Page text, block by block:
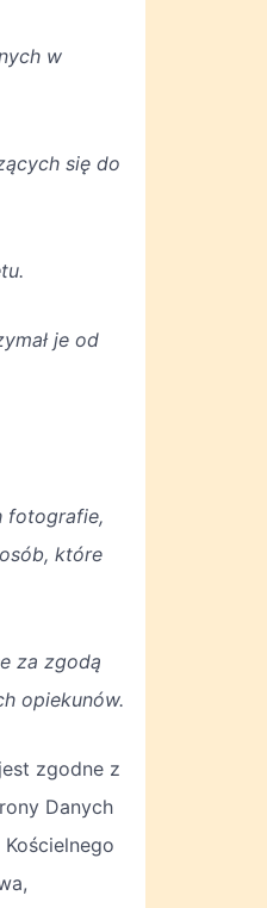
w
się do
je od
fotografie,
które
za zgodą
opiekunów.
zgodne z
Danych